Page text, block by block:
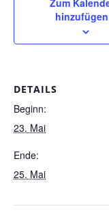
Zum
hinzufügen
DETAILS
Beginn:
23. Mai
Ende:
25. Mai